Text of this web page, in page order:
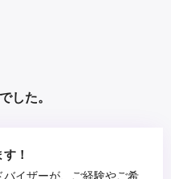
した。
！
イザーが、ご経験やご希